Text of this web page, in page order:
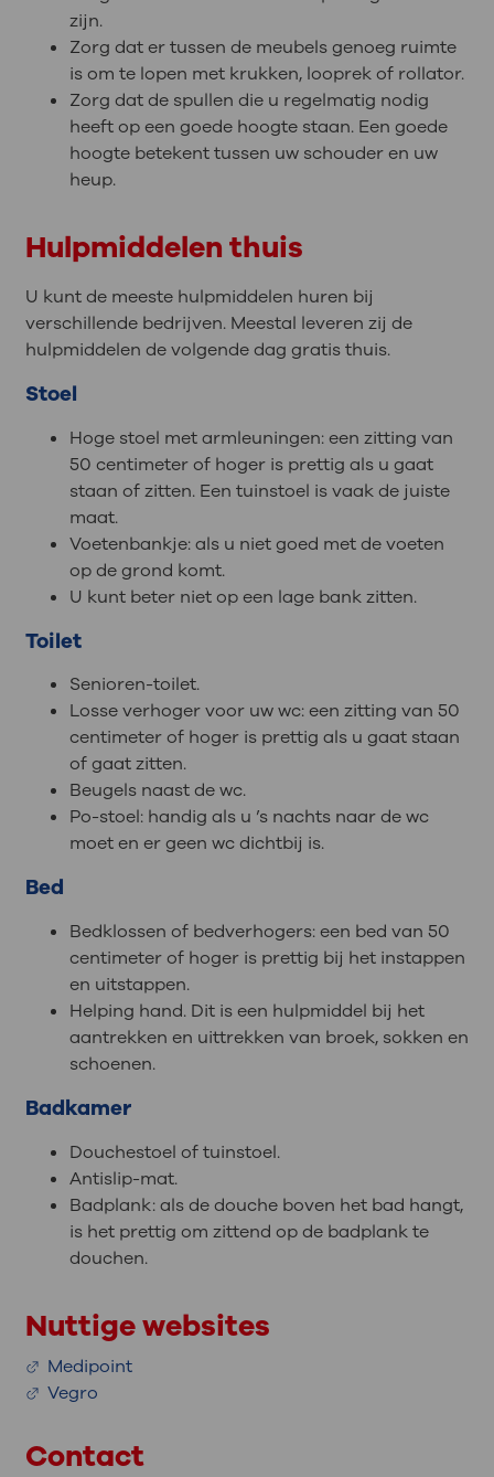
zijn.
Zorg dat er tussen de meubels genoeg ruimte
is om te lopen met krukken, looprek of rollator.
Zorg dat de spullen die u regelmatig nodig
heeft op een goede hoogte staan. Een goede
hoogte betekent tussen uw schouder en uw
heup.
Hulpmiddelen thuis
U kunt de meeste hulpmiddelen huren bij
verschillende bedrijven. Meestal leveren zij de
hulpmiddelen de volgende dag gratis thuis.
Stoel
Hoge stoel met armleuningen: een zitting van
50 centimeter of hoger is prettig als u gaat
staan of zitten. Een tuinstoel is vaak de juiste
maat.
Voetenbankje: als u niet goed met de voeten
op de grond komt.
U kunt beter niet op een lage bank zitten.
Toilet
Senioren-toilet.
Losse verhoger voor uw wc: een zitting van 50
centimeter of hoger is prettig als u gaat staan
of gaat zitten.
Beugels naast de wc.
Po-stoel: handig als u ’s nachts naar de wc
moet en er geen wc dichtbij is.
Bed
Bedklossen of bedverhogers: een bed van 50
centimeter of hoger is prettig bij het instappen
en uitstappen.
Helping hand. Dit is een hulpmiddel bij het
aantrekken en uittrekken van broek, sokken en
schoenen.
Badkamer
Douchestoel of tuinstoel.
Antislip-mat.
Badplank: als de douche boven het bad hangt,
is het prettig om zittend op de badplank te
douchen.
Nuttige websites
Medipoint
Vegro
Contact